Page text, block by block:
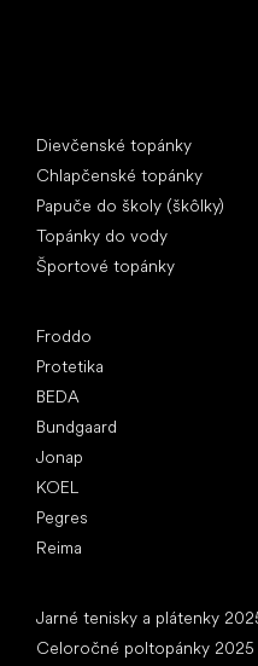
Dievčenské topánky
Chlapčenské topánky
Papuče do školy (škôlky)
Topánky do vody
Športové topánky
Froddo
Protetika
BEDA
Bundgaard
Jonap
KOEL
Pegres
Reima
Jarné tenisky a plátenky
Celoročné poltopánky 2025